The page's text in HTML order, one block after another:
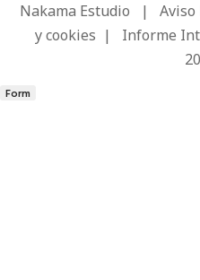
Nakama Estudio |
y cookies | Informe
Form